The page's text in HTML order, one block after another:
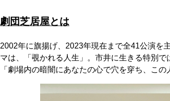
劇団芝居屋とは
2002年に旗揚げ、2023年現在まで全41公演を
マは、「覗かれる人生」。市井に生きる特別で
「劇場内の暗闇にあなたの心で穴を穿ち、この